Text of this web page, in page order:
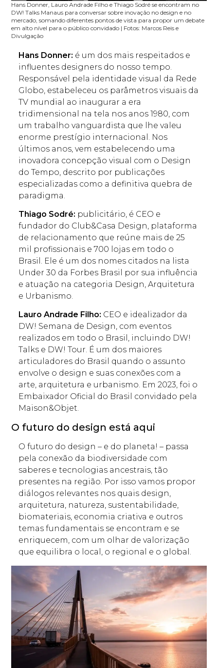
Hans Donner, Lauro Andrade Filho e Thiago Sodré se encontram no
DW! Talks Manaus para conversar sobre inovação no design e no
mercado, somando diferentes pontos de vista para propor um debate
em alto nível para o público convidado | Fotos: Marcos Reis e
Divulgação
Hans Donner: é um dos mais respeitados e
influentes designers do nosso tempo.
Responsável pela identidade visual da Rede
Globo, estabeleceu os parâmetros visuais da
TV mundial ao inaugurar a era
tridimensional na tela nos anos 1980, com
um trabalho vanguardista que lhe valeu
enorme prestígio internacional. Nos
últimos anos, vem estabelecendo uma
inovadora concepção visual com o Design
do Tempo, descrito por publicações
especializadas como a definitiva quebra de
paradigma.
Thiago Sodré: publicitário, é CEO e
fundador do Club&Casa Design, plataforma
de relacionamento que reúne mais de 25
mil profissionais e 700 lojas em todo o
Brasil. Ele é um dos nomes citados na lista
Under 30 da Forbes Brasil por sua influência
e atuação na categoria Design, Arquitetura
e Urbanismo.
Lauro Andrade Filho: CEO e idealizador da
DW! Semana de Design, com eventos
realizados em todo o Brasil, incluindo DW!
Talks e DW! Tour. É um dos maiores
articuladores do Brasil quando o assunto
envolve o design e suas conexões com a
arte, arquitetura e urbanismo. Em 2023, foi o
Embaixador Oficial do Brasil convidado pela
Maison&Objet.
O futuro do design está aqui
O futuro do design – e do planeta! – passa
pela conexão da biodiversidade com
saberes e tecnologias ancestrais, tão
presentes na região. Por isso vamos propor
diálogos relevantes nos quais design,
arquitetura, natureza, sustentabilidade,
biomateriais, economia criativa e outros
temas fundamentais se encontram e se
enriquecem, com um olhar de valorização
que equilibra o local, o regional e o global.